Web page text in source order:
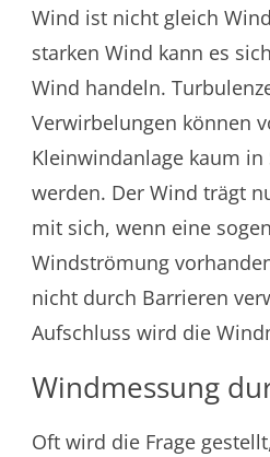
Wind ist nicht gleich
starken Wind kann es
Wind handeln.
Verwirbelungen können
Kleinwindanlage kaum
werden. Der Wind trägt
mit sich, wenn eine
Windströmung
nicht durch Barrieren
Aufschluss wird die
Windmessung
Oft wird die Frage